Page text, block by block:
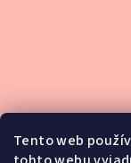
Tento web